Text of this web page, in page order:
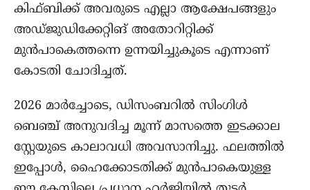
കിഫ്ബിക്ക് അവരുടെ എല്ലാ ആക്ഷേപങ്ങളും
അഡ്ജുഡിക്കേറ്റിങ് അതോറിറ്റിക്ക്
മുൻപാകെത്തന്നെ ഉന്നയിച്ചുകൂടെ എന്നാണ്
കോടതി ചോദിച്ചത്.
2026 മാർച്ചോടെ, ഡിസംബറിൽ സിംഗിൾ
ബെഞ്ച് അനുവദിച്ച മൂന്ന് മാസത്തെ ഇടക്കാല
സ്റ്റേയുടെ കാലാവധി അവസാനിച്ചു. ഫലത്തില്‍
ഇപ്പോള്‍, ഹൈക്കോടതിക്ക് മുൻപാകെയുള്ള